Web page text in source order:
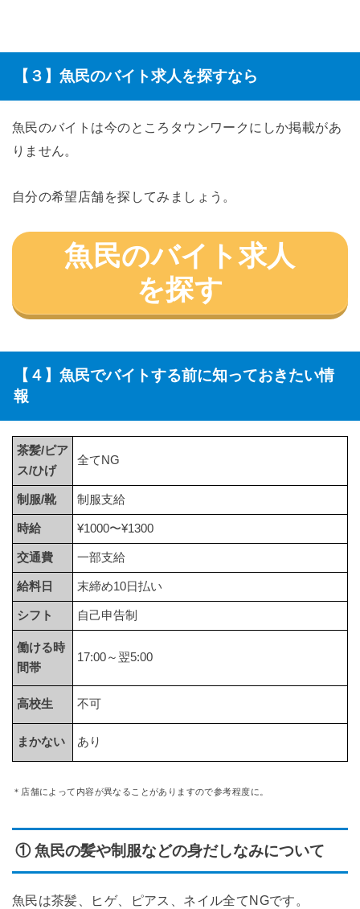
【３】魚民のバイト求人を探すなら
魚民のバイトは今のところタウンワークにしか掲載があ
りません。
自分の希望店舗を探してみましょう。
魚民のバイト求人
を探す
【４】魚民でバイトする前に知っておきたい情
報
茶髪/ピア
ス/ひげ
全てNG
制服/靴 制服支給
時給 ¥1000〜¥1300
交通費 一部支給
給料日 末締め10日払い
シフト 自己申告制
働ける時
間帯
17:00～翌5:00
高校生 不可
まかない あり
＊店舗によって内容が異なることがありますので参考程度に。
① 魚民の髪や制服などの身だしなみについて
魚民は茶髪、ヒゲ、ピアス、ネイル全てNGです。